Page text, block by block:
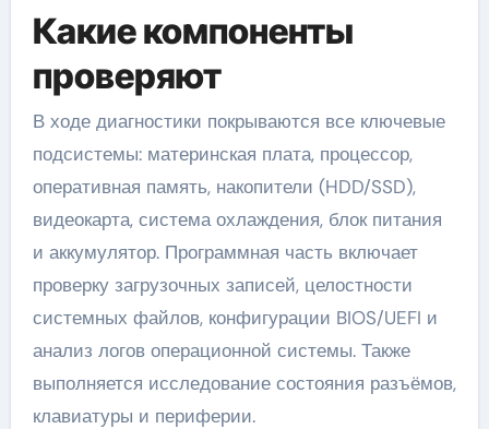
Какие компоненты
проверяют
В ходе диагностики покрываются все ключевые
подсистемы: материнская плата, процессор,
оперативная память, накопители (HDD/SSD),
видеокарта, система охлаждения, блок питания
и аккумулятор. Программная часть включает
проверку загрузочных записей, целостности
системных файлов, конфигурации BIOS/UEFI и
анализ логов операционной системы. Также
выполняется исследование состояния разъёмов,
клавиатуры и периферии.